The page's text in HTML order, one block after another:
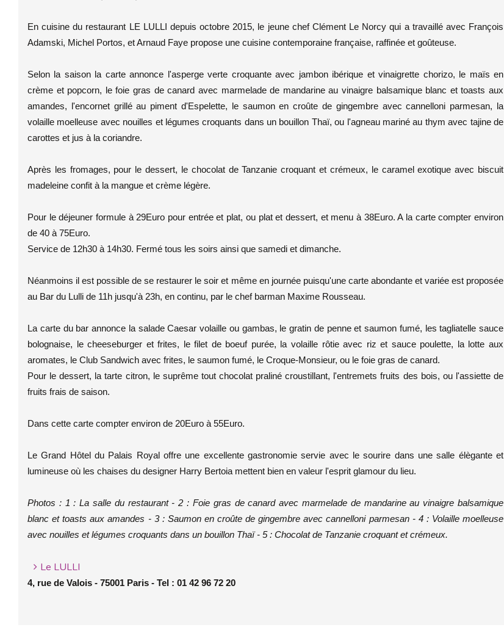
En cuisine du restaurant LE LULLI depuis octobre 2015, le jeune chef Clément Le Norcy qui a travaillé avec François
Adamski, Michel Portos, et Arnaud Faye propose une cuisine contemporaine française, raffinée et goûteuse.
Selon la saison la carte annonce l'asperge verte croquante avec jambon ibérique et vinaigrette chorizo, le maïs en
crème et popcorn, le foie gras de canard avec marmelade de mandarine au vinaigre balsamique blanc et toasts aux
amandes, l'encornet grillé au piment d'Espelette, le saumon en croûte de gingembre avec cannelloni parmesan, la
volaille moelleuse avec nouilles et légumes croquants dans un bouillon Thaï, ou l'agneau mariné au thym avec tajine de
carottes et jus à la coriandre.
Après les fromages, pour le dessert, le chocolat de Tanzanie croquant et crémeux, le caramel exotique avec biscuit
madeleine confit à la mangue et crème légère.
Pour le déjeuner formule à 29Euro pour entrée et plat, ou plat et dessert, et menu à 38Euro. A la carte compter environ
de 40 à 75Euro.
Service de 12h30 à 14h30. Fermé tous les soirs ainsi que samedi et dimanche.
Néanmoins il est possible de se restaurer le soir et même en journée puisqu'une carte abondante et variée est proposée
au Bar du Lulli de 11h jusqu'à 23h, en continu, par le chef barman Maxime Rousseau.
La carte du bar annonce la salade Caesar volaille ou gambas, le gratin de penne et saumon fumé, les tagliatelle sauce
bolognaise, le cheeseburger et frites, le filet de boeuf purée, la volaille rôtie avec riz et sauce poulette, la lotte aux
aromates, le Club Sandwich avec frites, le saumon fumé, le Croque-Monsieur, ou le foie gras de canard.
Pour le dessert, la tarte citron, le suprême tout chocolat praliné croustillant, l'entremets fruits des bois, ou l'assiette de
fruits frais de saison.
Dans cette carte compter environ de 20Euro à 55Euro.
Le Grand Hôtel du Palais Royal offre une excellente gastronomie servie avec le sourire dans une salle élègante et
lumineuse où les chaises du designer Harry Bertoia mettent bien en valeur l'esprit glamour du lieu.
Photos : 1 : La salle du restaurant - 2 : Foie gras de canard avec marmelade de mandarine au vinaigre balsamique
blanc et toasts aux amandes - 3 : Saumon en croûte de gingembre avec cannelloni parmesan - 4 : Volaille moelleuse
avec nouilles et légumes croquants dans un bouillon Thaï - 5 : Chocolat de Tanzanie croquant et crémeux.
Le LULLI
4, rue de Valois - 75001 Paris - Tel : 01 42 96 72 20